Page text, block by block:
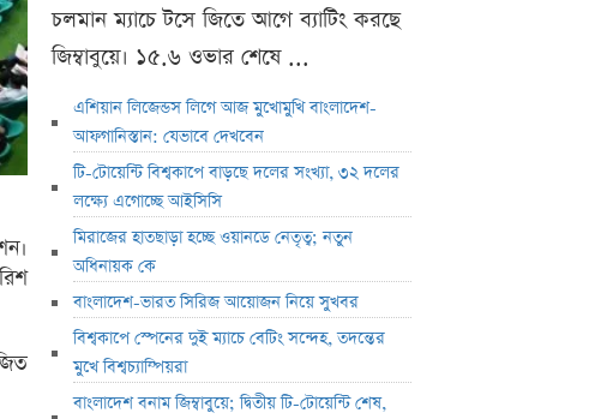
চলমান ম্যাচে টসে জিতে আগে ব্যাটিং করছে
জিম্বাবুয়ে। ১৫.৬ ওভার শেষে ...
এশিয়ান লিজেন্ডস লিগে আজ মুখোমুখি বাংলাদেশ-
আফগানিস্তান: যেভাবে দেখবেন
টি-টোয়েন্টি বিশ্বকাপে বাড়ছে দলের সংখ্যা, ৩২ দলের
লক্ষ্যে এগোচ্ছে আইসিসি
মিরাজের হাতছাড়া হচ্ছে ওয়ানডে নেতৃত্ব; নতুন
অধিনায়ক কে
বাংলাদেশ-ভারত সিরিজ আয়োজন নিয়ে সুখবর
বিশ্বকাপে স্পেনের দুই ম্যাচে বেটিং সন্দেহ, তদন্তের
মুখে বিশ্বচ্যাম্পিয়রা
বাংলাদেশ বনাম জিম্বাবুয়ে; দ্বিতীয় টি-টোয়েন্টি শেষ,